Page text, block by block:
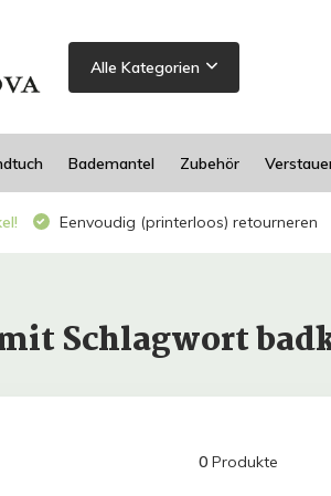
Alle Kategorien
Bademantel Zubehör
Eenvoudig (printerloos) retourneren
Schlagwort
0Produkte